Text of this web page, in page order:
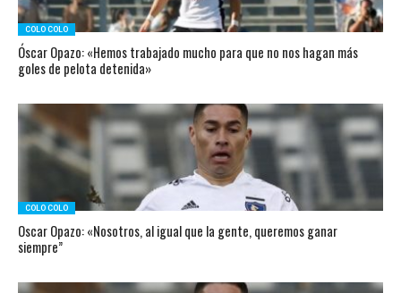
COLO COLO
Óscar Opazo: «Hemos trabajado mucho para que no nos hagan más
goles de pelota detenida»
COLO COLO
Oscar Opazo: «Nosotros, al igual que la gente, queremos ganar
siempre”